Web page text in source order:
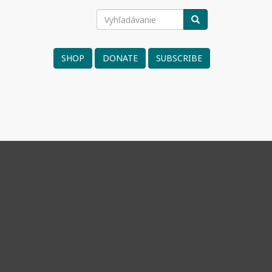
Search
form
Vyhľadávanie VYHĽADÁVANIE
SHOP DONATE SUBSCRIBE